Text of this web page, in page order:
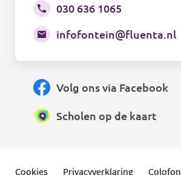
030 636 1065
infofontein@fluenta.nl
Volg ons via Facebook
Scholen op de kaart
Cookies Privacyverklaring Colofon